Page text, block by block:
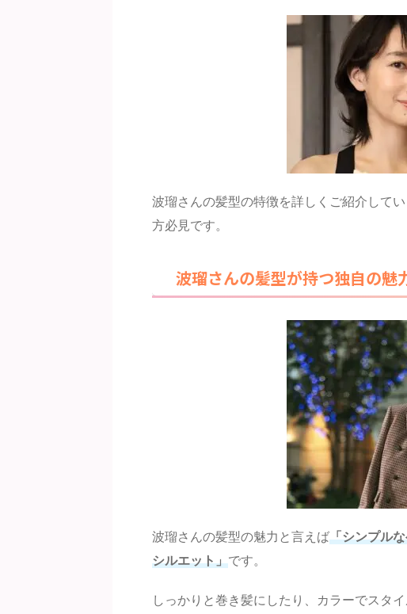
波瑠さんの髪型の特徴を詳しくご紹介して
方必見です。
波瑠さんの髪型が持つ独自の魅
波瑠さんの髪型の魅力と言えば「シンプル
シルエット」です。
しっかりと巻き髪にしたり、カラーでスタ